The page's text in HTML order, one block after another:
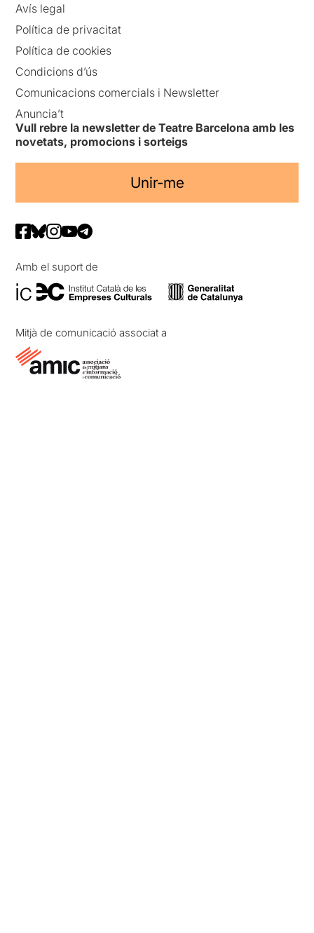
Avís legal
Política de privacitat
Política de cookies
Condicions d’ús
Comunicacions comercials i Newsletter
Anuncia’t
Vull rebre la newsletter de Teatre Barcelona amb les
novetats, promocions i sorteigs
Unir-me
Amb el suport de
Mitjà de comunicació associat a